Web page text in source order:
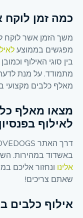
כמה זמן לוקח
מפגשים בממוצע
בין סוגי האילוף
מתמודד. על מנת
מאלף כלבים מקצועי
מצאו מאלף
לאילוף
באשדוד במהירות.
אלינו ונחזור אליכם
שאתם צריכים!
אילוף כלבים